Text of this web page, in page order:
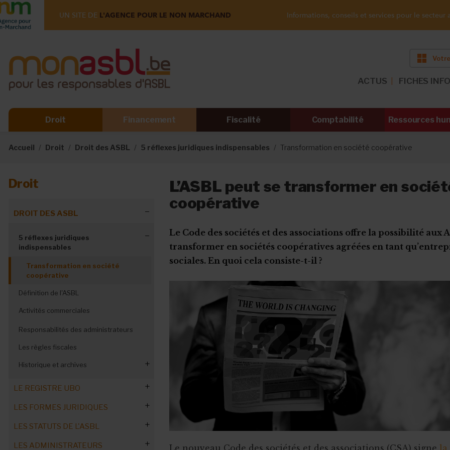
UN SITE DE L'AGENCE POUR LE NON MARCHAND Informations, conseils et services pour le secteur
ACTUS FICHES INFO
Droit Financement Fiscalité Comptabilité Ressources
Accueil Droit Droit des ASBL 5 réflexes juridiques indispensables Transformation en société coopérative
Droit
DROIT DES ASBL
5 réflexes juridiques
indispensables
Transformation en société
coopérative
Définition de l'ASBL
Activités commerciales
Responsabilités des administrateurs
Les règles fiscales
Historique et archives
LE REGISTRE UBO
Commandez notre Guide Pratique
Blanchiment et terrorisme
Remplir/confirmer tous les ans
LES FORMES JURIDIQUES
Quel statut juridique choisir ?
C'est quoi une ASBL ?
Les fédérations associatives
LES STATUTS DE L'ASBL
LES ADMINISTRATEURS
L’ASBL peut se transformer en
coopérative
Le Code des sociétés et des associations offre la possibilité aux
transformer en sociétés coopératives agréées en tant
sociales. En quoi cela consiste-t-il ?
Le nouveau Code des sociétés et des associations (CSA) signe la